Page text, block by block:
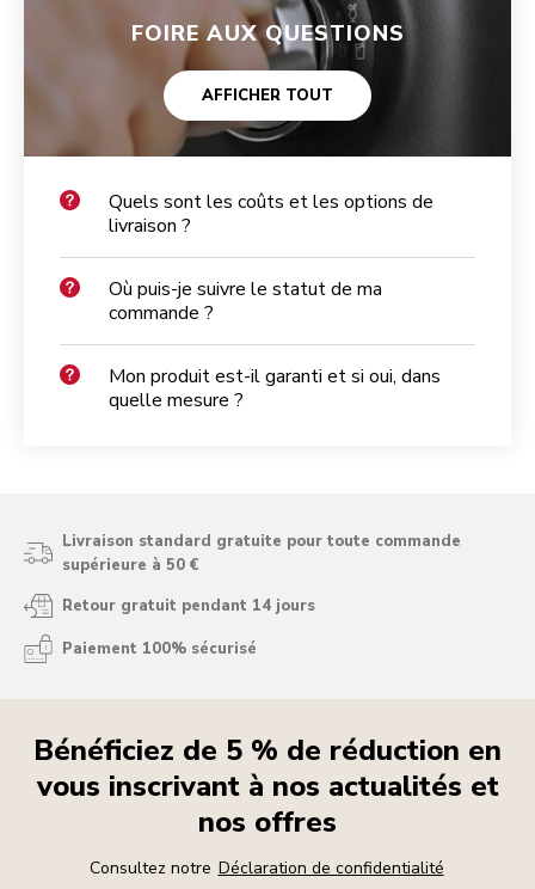
FOIRE AUX QUESTIONS
AFFICHER TOUT
Quels sont les coûts et les options de
livraison ?
Où puis-je suivre le statut de ma
commande ?
Mon produit est-il garanti et si oui, dans
quelle mesure ?
Livraison standard gratuite pour toute commande
supérieure à 50 €
Retour gratuit pendant 14 jours
Paiement 100% sécurisé
Bénéficiez de 5 % de réduction en
vous inscrivant à nos actualités et
nos offres
Consultez notre Déclaration de confidentialité